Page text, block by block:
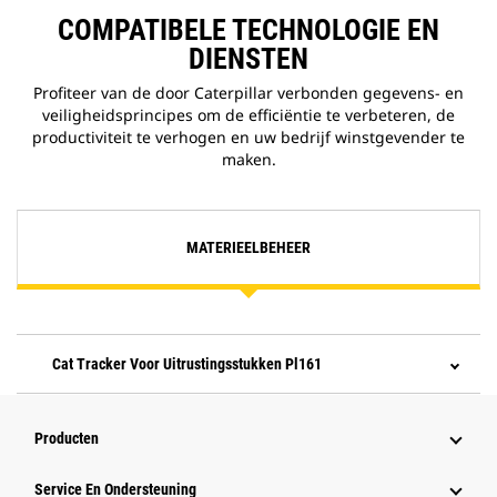
COMPATIBELE TECHNOLOGIE EN
DIENSTEN
Profiteer van de door Caterpillar verbonden gegevens- en
veiligheidsprincipes om de efficiëntie te verbeteren, de
productiviteit te verhogen en uw bedrijf winstgevender te
maken.
MATERIEELBEHEER
Cat Tracker Voor Uitrustingsstukken Pl161
Producten
Service En Ondersteuning